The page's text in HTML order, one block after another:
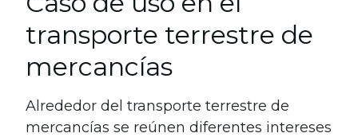
transporte terrestre de
mercancías
Alrededor del transporte terrestre de
mercancías se reúnen diferentes intereses